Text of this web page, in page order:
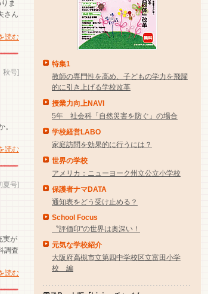
ま
さん
読む
号]
。
読む
号]
実が
調査
読む
特集1
教師の専門性を高め、子どもの学力を飛躍
的に引き上げる学校改革
授業力向上NAVI
5年 社会科「自然災害を防ぐ」の場合
学校経営LABO
家庭訪問を効果的に行うには？
世界の学校
アメリカ：ニューヨーク州立公立小学校
保護者ナマDATA
通知表をどう受け止める？
School Focus
〝評価印"の世界は奥深い！
元気な学校紹介
大阪府高槻市立第四中学校区立富田小学
校 編